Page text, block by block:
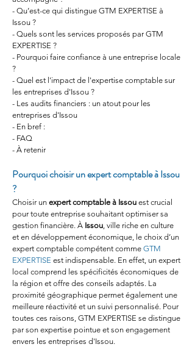
- Qu’est-ce qui distingue GTM EXPERTISE à
Issou ?
- Quels sont les services proposés par GTM
EXPERTISE ?
- Pourquoi faire confiance à une entreprise locale
?
- Quel est l'impact de l'expertise comptable sur
les entreprises d'Issou ?
- Les audits financiers : un atout pour les
entreprises d'Issou
- En bref :
- FAQ
- À retenir
Pourquoi choisir un expert comptable à Issou
?
Choisir un expert comptable à Issou est crucial
pour toute entreprise souhaitant optimiser sa
gestion financière. À Issou, ville riche en culture
et en développement économique, le choix d’un
expert comptable compétent comme GTM
EXPERTISE est indispensable. En effet, un expert
local comprend les spécificités économiques de
la région et offre des conseils adaptés. La
proximité géographique permet également une
meilleure réactivité et un suivi personnalisé. Pour
toutes ces raisons, GTM EXPERTISE se distingue
par son expertise pointue et son engagement
envers les entreprises d'Issou.